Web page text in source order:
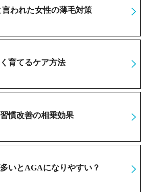
われた女性の薄毛対策
育てるケア方法
慣改善の相乗効果
いとAGAになりやすい？